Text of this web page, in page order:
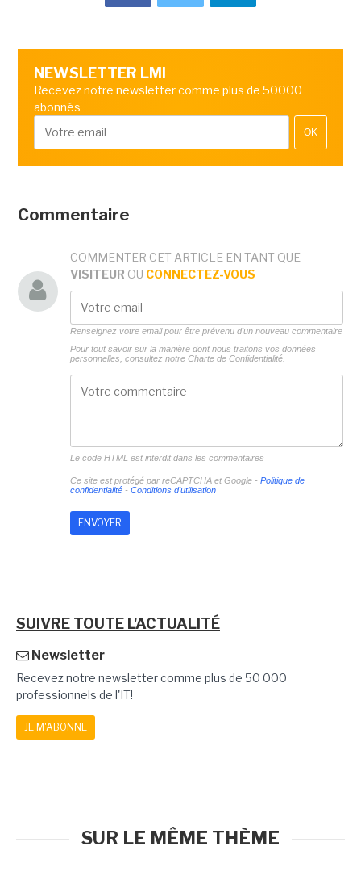
NEWSLETTER LMI
Recevez notre newsletter comme plus de 50000
abonnés
OK
Commentaire
COMMENTER CET ARTICLE EN TANT QUE
VISITEUR OU CONNECTEZ-VOUS
Renseignez votre email pour être prévenu d'un nouveau commentaire
Pour tout savoir sur la manière dont nous traitons vos données
personnelles, consultez notre Charte de Confidentialité.
Le code HTML est interdit dans les commentaires
Ce site est protégé par reCAPTCHA et Google - Politique de
confidentialité- Conditions d'utilisation
SUIVRE TOUTE L'ACTUALITÉ
Newsletter
Recevez notre newsletter comme plus de 50 000
professionnels de l'IT!
JE M'ABONNE
SUR LE MÊME THÈME